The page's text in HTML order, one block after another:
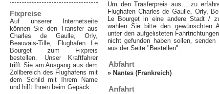
Um den Trasferpreis aus… zu
Flughafen Charles de Gaulle, Orly,
Le Bourget in eine andere Stadt /
wählen Sie bitte den gewünschten
unter den aufgelisteten
nicht gefunden haben sollen,
aus der Seite "Bestellen".
Abfahrt
» Nantes (Frankreich)
Anfahrt
Fixpreise
Auf unserer Internetseite
können Sie den Transfer aus
Charles de Gaulle, Orly,
Beauvais-Tille, Flughafen Le
Bourget zum Fixpreis
bestellen. Unser Kraftfahrer
trifft Sie am Ausgang aus dem
Zollbereich des Flughafens mit
dem Schild mit Ihrem Name
und hilft Ihnen beim Gepäck